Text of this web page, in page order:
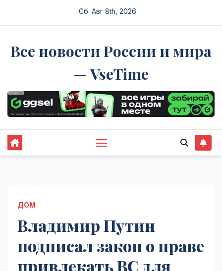
Сб. Авг 8th, 2026
Все новости России и мира
— VseTime
ДОМ
Владимир Путин
подписал закон о праве
привлекать ВС для